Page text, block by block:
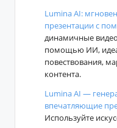
Lumina AI:
презентации с
динамичные
помощью ИИ,
повествования,
контента.
Lumina AI —
впечатляющие
Используйте